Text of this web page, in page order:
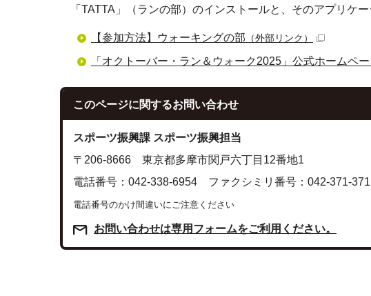
「TATTA」（ランの部）のインストールと、そのアプリケ
【参加方法】ウォーキングの部 （外部リンク）
「オクトーバー・ラン＆ウォーク2025」公式ホームペ
このページに関するお問い合わせ
スポーツ振興課 スポーツ振興担当
〒206-8666 東京都多摩市関戸六丁目12番地1
電話番号：042-338-6954 ファクシミリ番号：042-371-
電話番号のかけ間違いにご注意ください
お問い合わせは専用フォームをご利用ください。